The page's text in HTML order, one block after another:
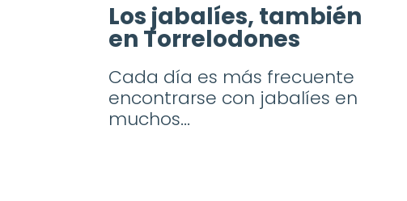
Los jabalíes, también
en Torrelodones
Cada día es más frecuente
encontrarse con jabalíes en
muchos...